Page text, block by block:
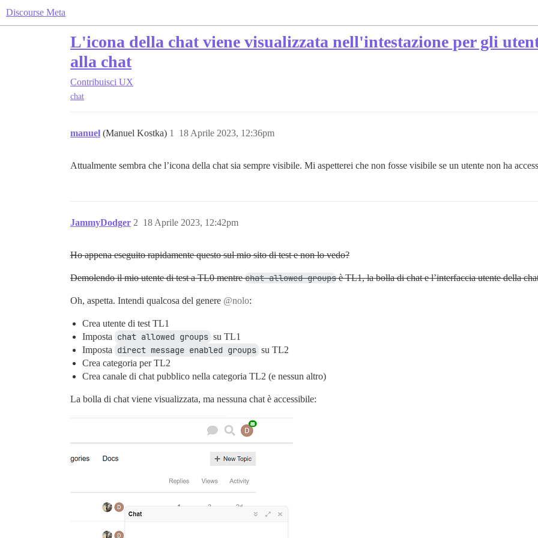
Discourse Meta
L'icona della chat viene visualizzata nell'intestazione per gli
alla chat
Contribuisci UX
chat
manuel (Manuel Kostka) 18 Aprile 2023, 12:36pm
1
Attualmente sembra che l’icona della chat sia sempre visibile. Mi aspetterei che non fosse visibile se un utente non ha
JammyDodger 18 Aprile 2023, 12:42pm
2
Ho appena eseguito rapidamente questo sul mio sito di test e non lo vedo?
Demolendo il mio utente di test a TL0 mentrechat allowed groupsè TL1, la bolla di chat e l’interfaccia utente della
Oh, aspetta. Intendi qualcosa del genere @nolo:
Crea utente di test TL1
Imposta chat allowed groups su TL1
Imposta direct message enabled groups su TL2
Crea categoria per TL2
Crea canale di chat pubblico nella categoria TL2 (e nessun altro)
La bolla di chat viene visualizzata, ma nessuna chat è accessibile: